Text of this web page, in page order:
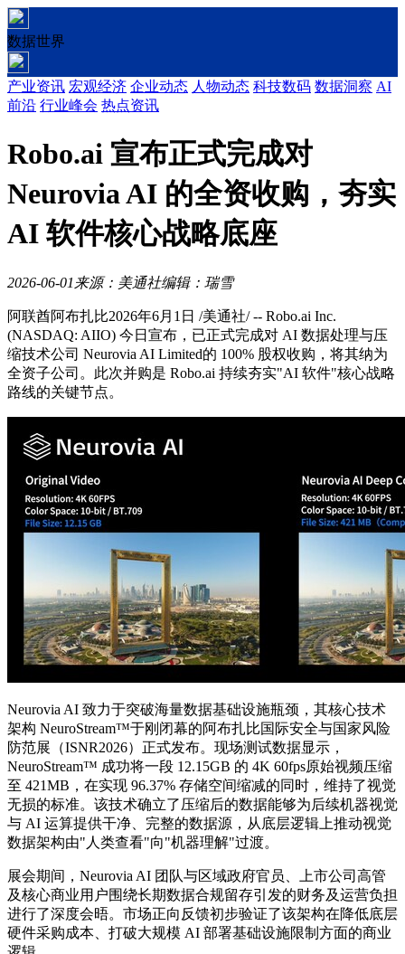
数据世界
产业资讯 宏观经济 企业动态 人物动态 科技数码 数据洞察 AI
前沿 行业峰会 热点资讯
Robo.ai 宣布正式完成对
Neurovia AI 的全资收购，夯实
AI 软件核心战略底座
2026-06-01 来源：美通社编辑：瑞雪
阿联酋阿布扎比2026年6月1日 /美通社/ -- Robo.ai Inc.
(NASDAQ: AIIO) 今日宣布，已正式完成对 AI 数据处理与压
缩技术公司 Neurovia AI Limited的 100% 股权收购，将其纳为
全资子公司。此次并购是 Robo.ai 持续夯实"AI 软件"核心战略
路线的关键节点。
Neurovia AI 致力于突破海量数据基础设施瓶颈，其核心技术
架构 NeuroStream™于刚闭幕的阿布扎比国际安全与国家风险
防范展（ISNR2026）正式发布。现场测试数据显示，
NeuroStream™ 成功将一段 12.15GB 的 4K 60fps原始视频压缩
至 421MB，在实现 96.37% 存储空间缩减的同时，维持了视觉
无损的标准。该技术确立了压缩后的数据能够为后续机器视觉
与 AI 运算提供干净、完整的数据源，从底层逻辑上推动视觉
数据架构由"人类查看"向"机器理解"过渡。
展会期间，Neurovia AI 团队与区域政府官员、上市公司高管
及核心商业用户围绕长期数据合规留存引发的财务及运营负担
进行了深度会晤。市场正向反馈初步验证了该架构在降低底层
硬件采购成本、打破大规模 AI 部署基础设施限制方面的商业